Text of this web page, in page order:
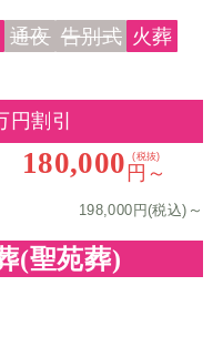
通夜 告別式 火葬
割引
180,000 (税抜)
円～
198,000円(税込) ～
(聖苑葬)